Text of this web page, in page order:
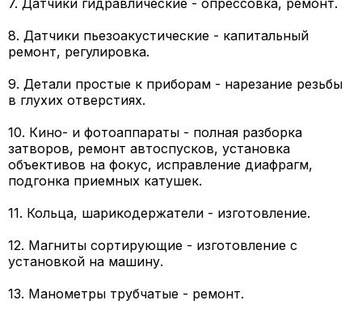
7. Датчики гидравлические - опрессовка, ремонт.
8. Датчики пьезоакустические - капитальный
ремонт, регулировка.
9. Детали простые к приборам - нарезание резьбы
в глухих отверстиях.
10. Кино- и фотоаппараты - полная разборка
затворов, ремонт автоспусков, установка
объективов на фокус, исправление диафрагм,
подгонка приемных катушек.
11. Кольца, шарикодержатели - изготовление.
12. Магниты сортирующие - изготовление с
установкой на машину.
13. Манометры трубчатые - ремонт.